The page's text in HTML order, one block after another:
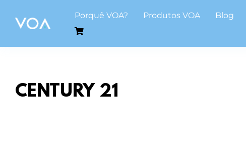
Porquê VOA? Produtos VOA Blog
CENTURY 21